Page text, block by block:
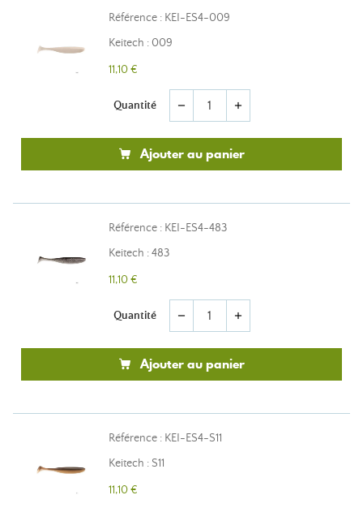
Référence : KEI-ES4-009
Keitech : 009
11,10 €
Quantité remove add
Ajouter au panier
Référence : KEI-ES4-483
Keitech : 483
11,10 €
Quantité remove add
Ajouter au panier
Référence : KEI-ES4-S11
Keitech : S11
11,10 €